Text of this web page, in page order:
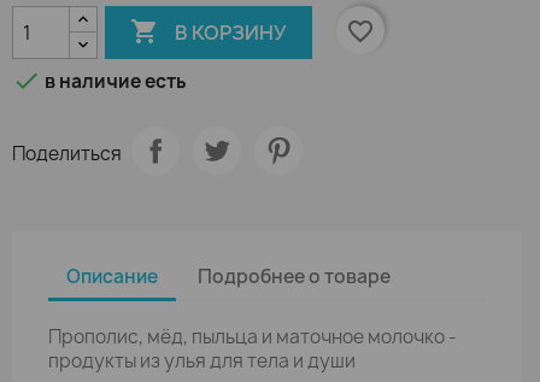
 В КОРЗИНУ
favorite_border
 в наличие есть
Поделиться
Описание Подробнее о товаре
Прополис, мёд, пыльца и маточное молочко -
продукты из улья для тела и души